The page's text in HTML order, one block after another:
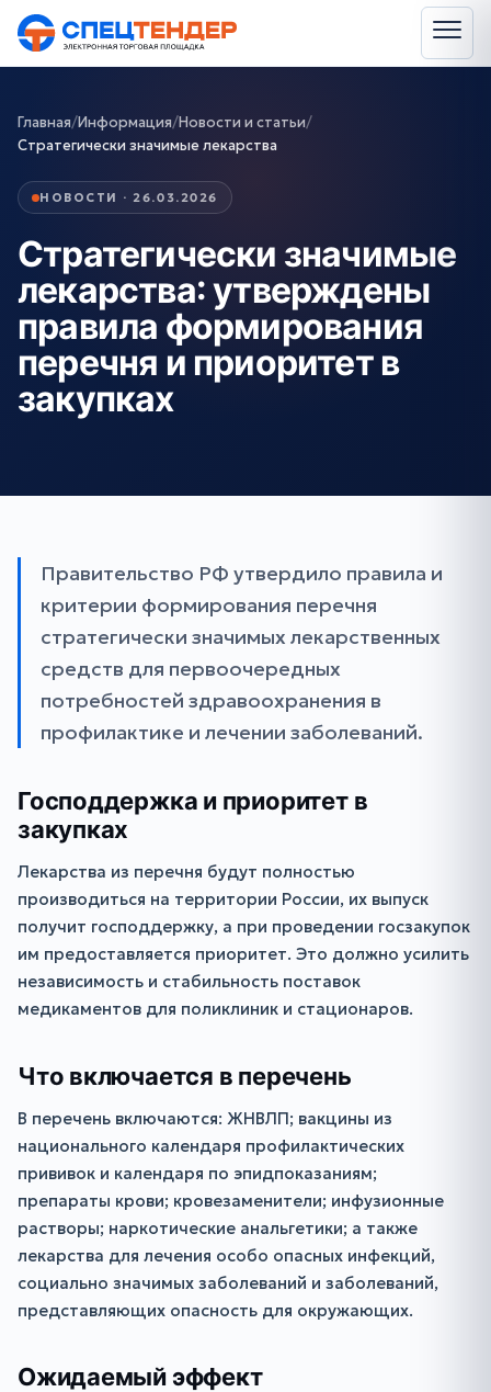
Главная/Информация/Новости и статьи/
Стратегически значимые лекарства
НОВОСТИ · 26.03.2026
Стратегически значимые
лекарства: утверждены
правила формирования
перечня и приоритет в
закупках
Правительство РФ утвердило правила и
критерии формирования перечня
стратегически значимых лекарственных
средств для первоочередных
потребностей здравоохранения в
профилактике и лечении заболеваний.
Господдержка и приоритет в
закупках
Лекарства из перечня будут полностью
производиться на территории России, их выпуск
получит господдержку, а при проведении госзакупок
им предоставляется приоритет. Это должно усилить
независимость и стабильность поставок
медикаментов для поликлиник и стационаров.
Что включается в перечень
В перечень включаются: ЖНВЛП; вакцины из
национального календаря профилактических
прививок и календаря по эпидпоказаниям;
препараты крови; кровезаменители; инфузионные
растворы; наркотические анальгетики; а также
лекарства для лечения особо опасных инфекций,
социально значимых заболеваний и заболеваний,
представляющих опасность для окружающих.
Ожидаемый эффект